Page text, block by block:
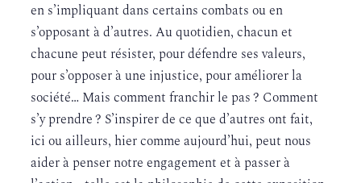
en s’impliquant dans certains combats ou en
s’opposant à d’autres. Au quotidien, chacun et
chacune peut résister, pour défendre ses valeurs,
pour s’opposer à une injustice, pour améliorer la
société… Mais comment franchir le pas ? Comment
s’y prendre ? S’inspirer de ce que d’autres ont fait,
ici ou ailleurs, hier comme aujourd’hui, peut nous
aider à penser notre engagement et à passer à